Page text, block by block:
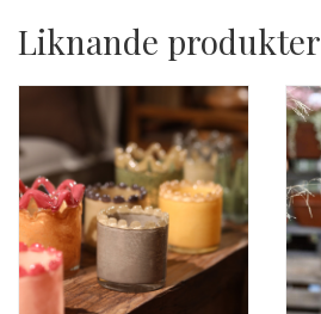
Liknande produkter